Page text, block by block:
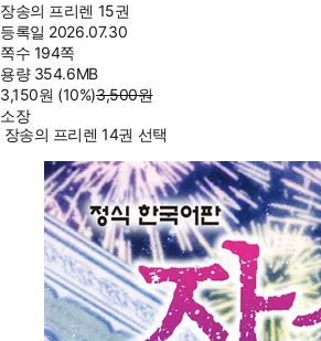
장송의 프리렌 15권
등록일 2026.07.30
쪽수 194쪽
용량 354.6MB
3,150원 (10%)3,500원
소장
장송의 프리렌 14권 선택